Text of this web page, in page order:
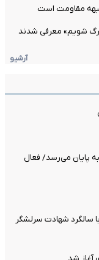
مقاومت است
شویم» معرفی شدند
آرشیو
پایان می‌رسد/ فعال
سالگرد شهادت سرلشگر